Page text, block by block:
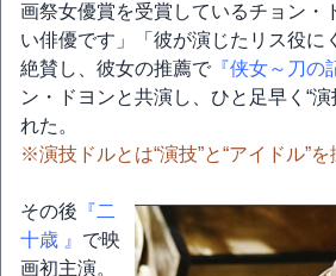
画祭女優賞を受賞しているチョン・
い俳優です」「彼が演じたリス役に
絶賛し、彼女の推薦で 『侠女～刀の
ン・ドヨンと共演し、ひと足早く“演
れた。
※演技ドルとは“演技”と“アイドル”
その後 『二
十歳 』 で映
画初主演。